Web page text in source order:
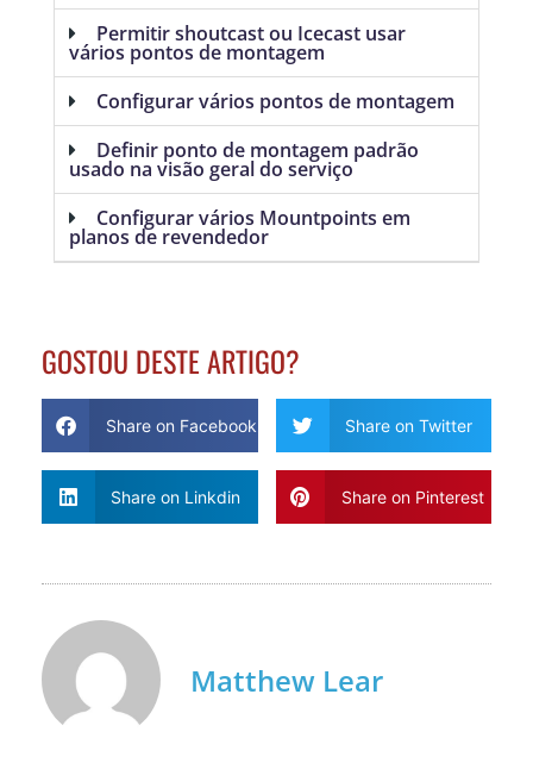
Permitir shoutcast ou Icecast usar
vários pontos de montagem
Configurar vários pontos de montagem
Definir ponto de montagem padrão
usado na visão geral do serviço
Configurar vários Mountpoints em
planos de revendedor
GOSTOU DESTE ARTIGO?
Share on Facebook Share on Twitter
Share on Linkdin Share on Pinterest
Matthew Lear